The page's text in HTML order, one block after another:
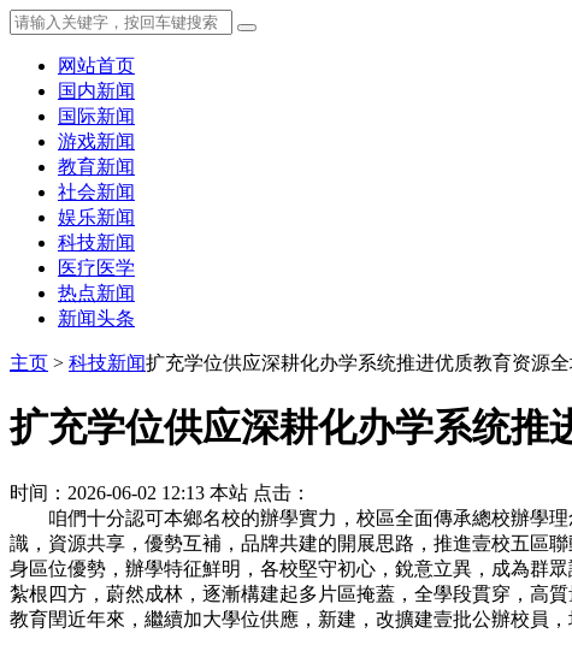
网站首页
国内新闻
国际新闻
游戏新闻
教育新闻
社会新闻
娱乐新闻
科技新闻
医疗医学
热点新闻
新闻头条
主页 > 科技新闻扩充学位供应深耕化办学系统推进优质教育资源
扩充学位供应深耕化办学系统推
时间：2026-06-02 12:13 本站 点击：
咱們十分認可本鄉名校的辦學實力，校區全面傳承總校辦
識，資源共享，優勢互補，品牌共建的開展思路，推進壹校
身區位優勢，辦學特征鮮明，各校堅守初心，銳意立異，成為
紮根四方，蔚然成林，逐漸構建起多片區掩蓋，全學段貫穿
教育閏近年來，繼續加大學位供應，新建，改擴建壹批公辦校